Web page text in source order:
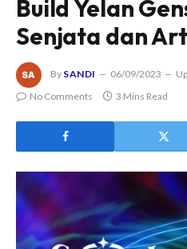
Build Yelan
Senjata dan
By SANDI 06/09/2023
No Comments
3 Mins Read